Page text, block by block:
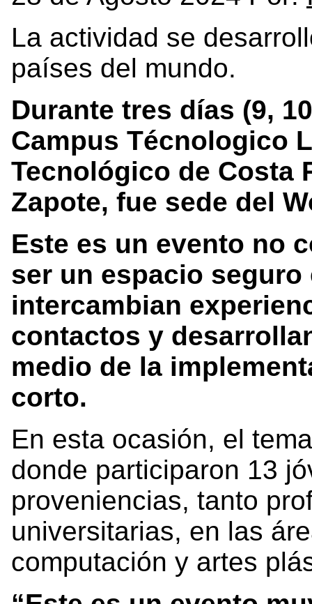
La actividad se
países del mundo.
Durante tres días (9,
Campus Técnologico
Tecnológico de Costa
Zapote, fue sede del
Este es un evento no
ser un espacio seguro
intercambian
contactos y
medio de la
corto.
En esta ocasión, el
donde participaron 13
proveniencias, tanto
universitarias, en las
computación y artes